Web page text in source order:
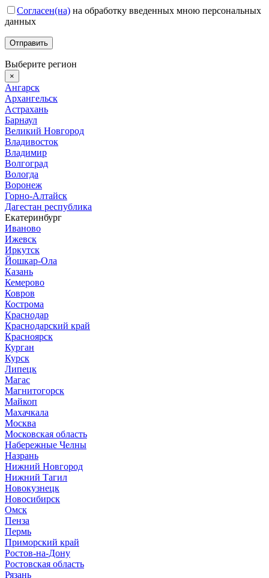
Согласен(на) на обработку введенных мною персональных
данных
Выберите регион
×
Ангарск
Архангельск
Астрахань
Барнаул
Великий Новгород
Владивосток
Владимир
Волгоград
Вологда
Воронеж
Горно-Алтайск
Дагестан республика
Екатеринбург
Иваново
Ижевск
Иркутск
Йошкар-Ола
Казань
Кемерово
Ковров
Кострома
Краснодар
Краснодарский край
Красноярск
Курган
Курск
Липецк
Магас
Магнитогорск
Майкоп
Махачкала
Москва
Московская область
Набережные Челны
Назрань
Нижний Новгород
Нижний Тагил
Новокузнецк
Новосибирск
Омск
Пенза
Пермь
Приморский край
Ростов-на-Дону
Ростовская область
Рязань